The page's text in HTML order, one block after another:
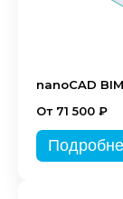
nanoCAD
От 71 500 ₽